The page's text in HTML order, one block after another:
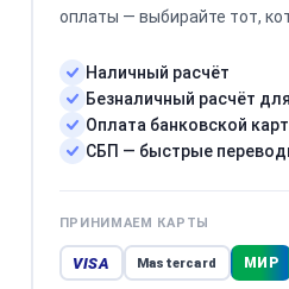
оплаты — выбирайте тот,
Наличный расчёт
Безналичный расчёт
Оплата банковской
СБП — быстрые
ПРИНИМАЕМ КАРТЫ
VISA Mastercard МИР